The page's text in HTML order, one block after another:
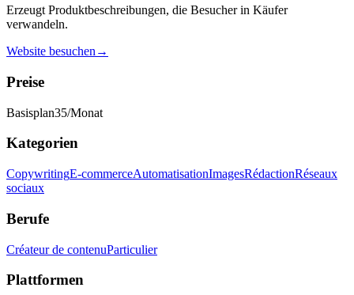
Erzeugt Produktbeschreibungen, die Besucher in Käufer
verwandeln.
Website besuchen →
Preise
Basisplan35/Monat
Kategorien
CopywritingE-commerceAutomatisationImagesRédactionRéseaux
sociaux
Berufe
Créateur de contenuParticulier
Plattformen